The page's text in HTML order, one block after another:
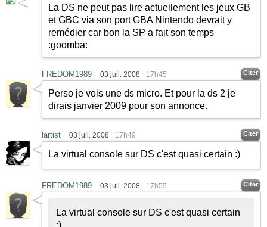
La DS ne peut pas lire actuellement les jeux GB
et GBC via son port GBA Nintendo devrait y
remédier car bon la SP a fait son temps
:goomba:
FREDOM1989 03 juil. 2008 17h45 Citer
Perso je vois une ds micro. Et pour la ds 2 je
dirais janvier 2009 pour son annonce.
lartist 03 juil. 2008 17h49 Citer
La virtual console sur DS c'est quasi certain :)
FREDOM1989 03 juil. 2008 17h55 Citer
La virtual console sur DS c'est quasi certain
:)